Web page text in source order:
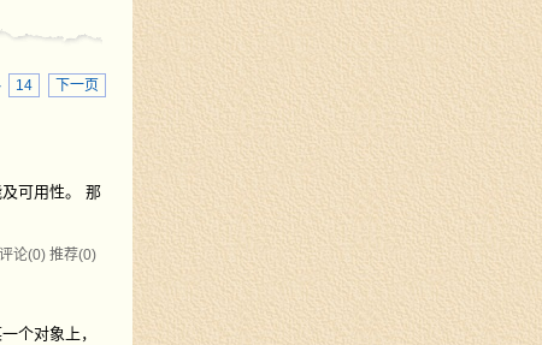
14 下一页
可用性。 那
评论(0) 推荐(0)
个对象上，